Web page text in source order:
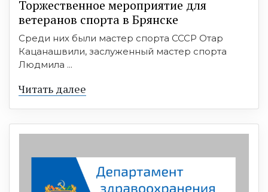
Торжественное мероприятие для
ветеранов спорта в Брянске
Среди них были мастер спорта СССР Отар
Кацанашвили, заслуженный мастер спорта
Людмила ...
Читать далее